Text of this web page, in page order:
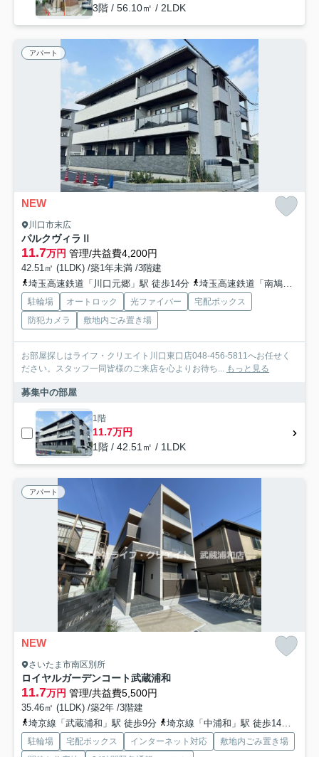
3階 / 56.10㎡ / 2LDK
アパート
NEW
川口市末広
パルクヴィラⅡ
11.7万円 管理/共益費4,200円
42.51㎡ (1LDK) /築1年未満 /3階建
埼玉高速鉄道「川口元郷」駅 徒歩14分
埼玉高速鉄道「南鳩ヶ谷」駅 徒歩19分
駐輪場 オートロック 光ファイバー
宅配ボックス
防犯カメラ
敷地内ごみ置き場
お部屋探しはライフ・クリエイト川口東口店048-456-5811へお任せく
ださい。スタッフ一同皆様のご来店を心よりお待ち... もっと見る
募集中の部屋
1階
11.7万円
1階 / 42.51㎡ / 1LDK
アパート
NEW
さいたま市南区別所
ロイヤルガーデンコート武蔵浦和
11.7万円 管理/共益費5,500円
35.46㎡ (1LDK) /築2年 /3階建
埼京線「武蔵浦和」駅 徒歩9分
埼京線「中浦和」駅 徒歩14分
駐輪場 宅配ボックス インターネット対応
敷地内ごみ置き場